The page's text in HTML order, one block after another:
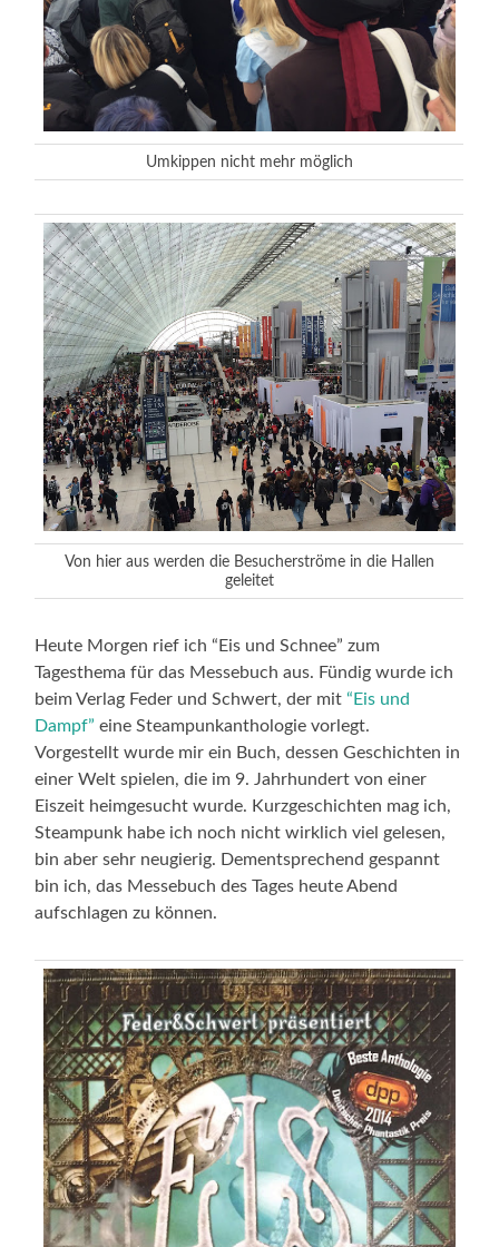
Umkippen nicht mehr möglich
Von hier aus werden die Besucherströme in die Hallen
geleitet
Heute Morgen rief ich “Eis und Schnee” zum
Tagesthema für das Messebuch aus. Fündig wurde ich
beim Verlag Feder und Schwert, der mit “Eis und
Dampf”eine Steampunkanthologie vorlegt.
Vorgestellt wurde mir ein Buch, dessen Geschichten in
einer Welt spielen, die im 9. Jahrhundert von einer
Eiszeit heimgesucht wurde. Kurzgeschichten mag ich,
Steampunk habe ich noch nicht wirklich viel gelesen,
bin aber sehr neugierig. Dementsprechend gespannt
bin ich, das Messebuch des Tages heute Abend
aufschlagen zu können.